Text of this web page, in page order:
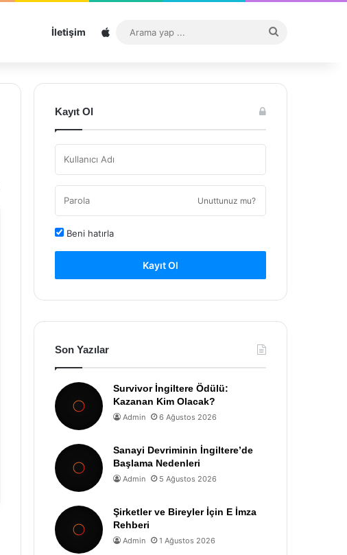
İletişim Sitemap
...
Kayıt Ol
Unuttunuz mu?
Beni hatırla
Kayıt Ol
Son Yazılar
Survivor İngiltere Ödülü:
Kazanan Kim Olacak?
Admin 6 Ağustos 2026
Sanayi Devriminin İngiltere’de
Başlama Nedenleri
Admin 5 Ağustos 2026
Şirketler ve Bireyler İçin E İmza
Rehberi
Admin 1 Ağustos 2026